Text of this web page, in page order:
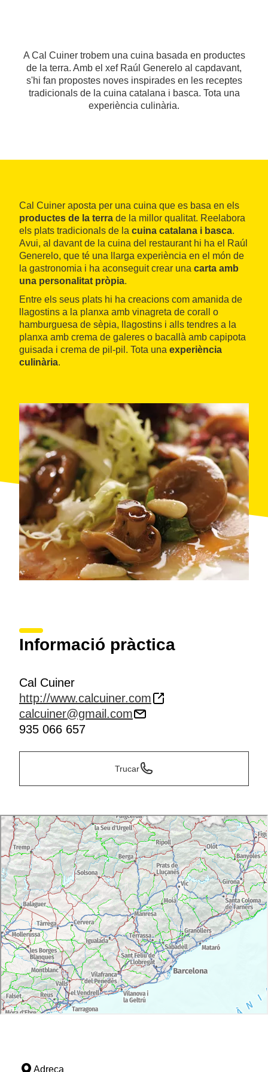
A Cal Cuiner trobem una cuina basada en productes
de la terra. Amb el xef Raúl Generelo al capdavant,
s'hi fan propostes noves inspirades en les receptes
tradicionals de la cuina catalana i basca. Tota una
experiència culinària.
Cal Cuiner aposta per una cuina que es basa en els
productes de la terra de la millor qualitat. Reelabora
els plats tradicionals de la cuina catalana i basca.
Avui, al davant de la cuina del restaurant hi ha el Raúl
Generelo, que té una llarga experiència en el món de
la gastronomia i ha aconseguit crear una carta amb
una personalitat pròpia.
Entre els seus plats hi ha creacions com amanida de
llagostins a la planxa amb vinagreta de corall o
hamburguesa de sèpia, llagostins i alls tendres a la
planxa amb crema de galeres o bacallà amb capipota
guisada i crema de pil-pil. Tota una experiència
culinària.
Informació pràctica
Cal Cuiner
http://www.calcuiner.com
calcuiner@gmail.com
935 066 657
Trucar
Adreça